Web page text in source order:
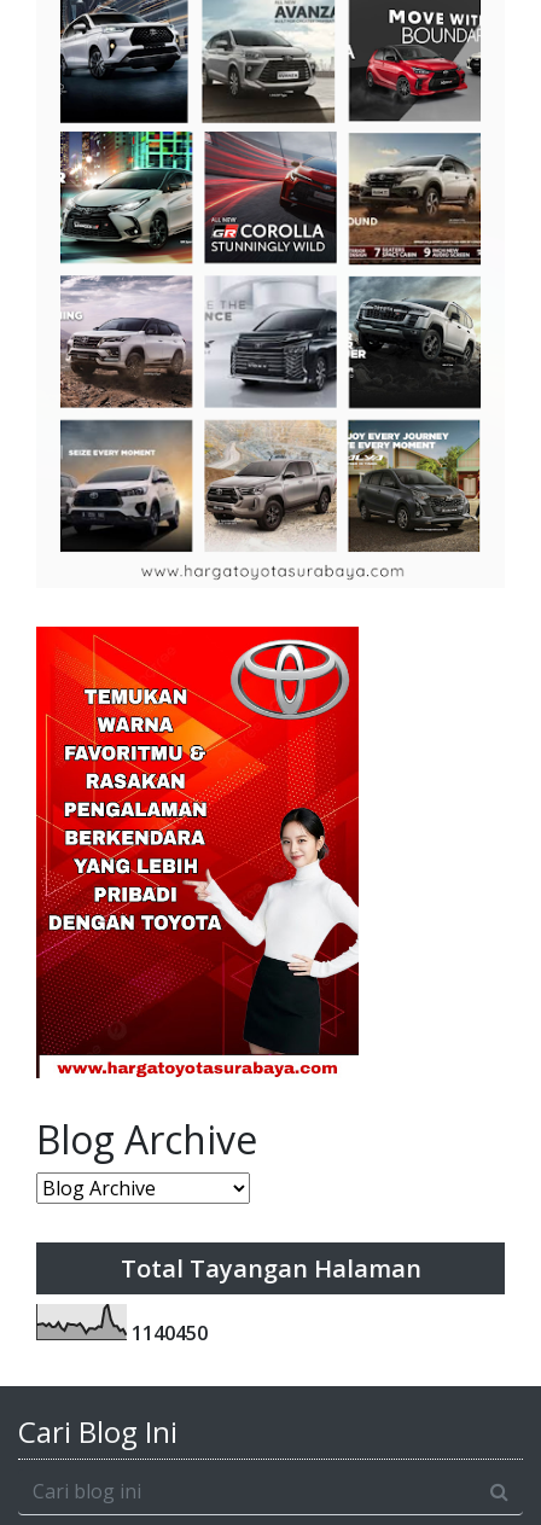
Blog Archive
Total Tayangan Halaman
1140450
Cari Blog Ini